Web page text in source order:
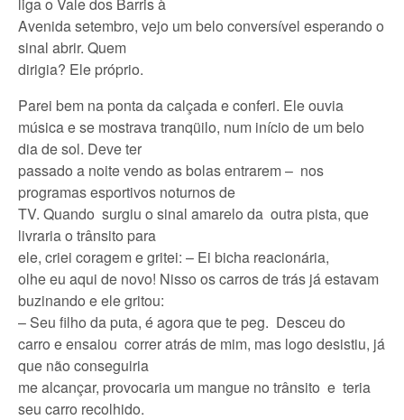
Avenida setembro, vejo um belo conversível esperando o
sinal abrir. Quem
dirigia? Ele próprio.
Parei bem na ponta da calçada e conferi. Ele ouvia
música e se mostrava tranqüilo, num início de um belo
dia de sol. Deve ter
passado a noite vendo as bolas entrarem – nos
programas esportivos noturnos de
TV. Quando surgiu o sinal amarelo da outra pista, que
livraria o trânsito para
ele, criei coragem e gritei: – Ei bicha reacionária,
olhe eu aqui de novo! Nisso os carros de trás já estavam
buzinando e ele gritou:
– Seu filho da puta, é agora que te peg. Desceu do
carro e ensaiou correr atrás de mim, mas logo desistiu, já
que não conseguiria
me alcançar, provocaria um mangue no trânsito e teria
seu carro recolhido.